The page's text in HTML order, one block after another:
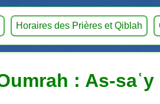
Horaires des Prières et Qiblah
: As-